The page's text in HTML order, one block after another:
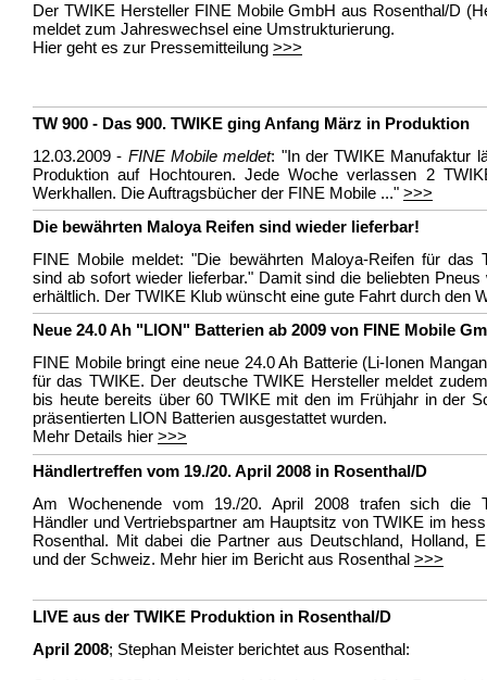
Der TWIKE Hersteller FINE Mobile GmbH aus Rosenthal/D
meldet zum Jahreswechsel eine Umstrukturierung.
Hier geht es zur Pressemitteilung >>>
TW 900 - Das 900. TWIKE ging Anfang März in Produktion
12.03.2009 - FINE Mobile meldet: "In der TWIKE Manufaktur
Produktion auf Hochtouren. Jede Woche verlassen 2
Werkhallen. Die Auftragsbücher der FINE Mobile ..." >>>
Die bewährten Maloya Reifen sind wieder lieferbar!
FINE Mobile meldet: "Die bewährten Maloya-Reifen für das
sind ab sofort wieder lieferbar." Damit sind die beliebten Pneus
erhältlich. Der TWIKE Klub wünscht eine gute Fahrt durch den
Neue 24.0 Ah "LION" Batterien ab 2009 von FINE Mobile
FINE Mobile bringt eine neue 24.0 Ah Batterie (Li-Ionen
für das TWIKE. Der deutsche TWIKE Hersteller meldet
bis heute bereits über 60 TWIKE mit den im Frühjahr in der
präsentierten LION Batterien ausgestattet wurden.
Mehr Details hier >>>
Händlertreffen vom 19./20. April 2008 in Rosenthal/D
Am Wochenende vom 19./20. April 2008 trafen sich die
Händler und Vertriebspartner am Hauptsitz von TWIKE im
Rosenthal. Mit dabei die Partner aus Deutschland, Holland,
und der Schweiz. Mehr hier im Bericht aus Rosenthal >>>
LIVE aus der TWIKE Produktion in Rosenthal/D
April 2008; Stephan Meister berichtet aus Rosenthal: